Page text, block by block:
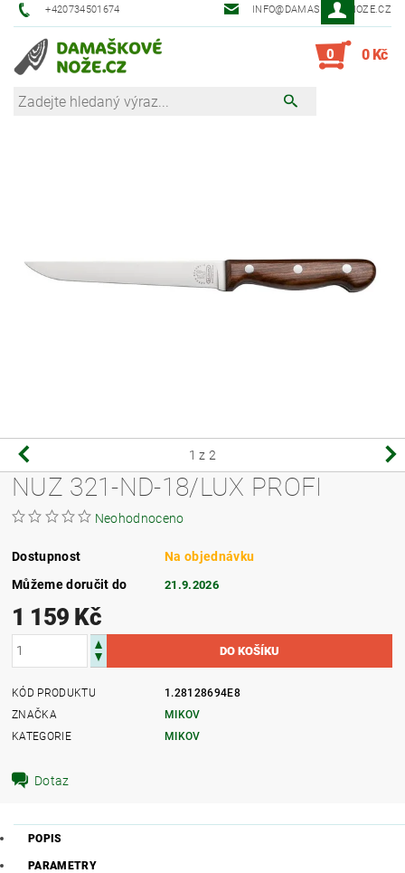
+420734501674 INFO@DAMASKOVE-NOZE.CZ
0 0 Kč
1 z 2
NUZ 321-ND-18/LUX PROFI
Neohodnoceno
Dostupnost
Na objednávku
Můžeme doručit do
21.9.2026
1 159 Kč
KÓD PRODUKTU
1.28128694E8
ZNAČKA
MIKOV
KATEGORIE
MIKOV
Dotaz
POPIS
PARAMETRY